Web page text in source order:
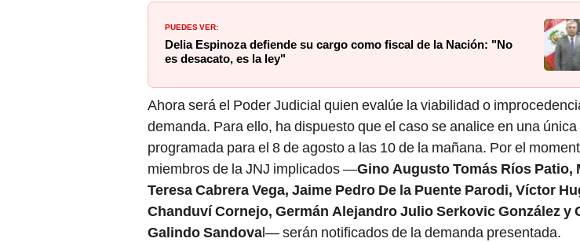
PUEDES VER:
Delia Espinoza defiende su cargo como fiscal de la Nación: "No
es desacato, es la ley"
Ahora será el Poder Judicial quien evalúe la viabilidad o
demanda. Para ello, ha dispuesto que el caso se analice en una
programada para el 8 de agosto a las 10 de la mañana. Por el
miembros de la JNJ implicados —Gino Augusto Tomás Ríos Patio,
Teresa Cabrera Vega, Jaime Pedro De la Puente Parodi, Víctor
Chanduví Cornejo, Germán Alejandro Julio Serkovic González y
Galindo Sandoval— serán notificados de la demanda presentada.